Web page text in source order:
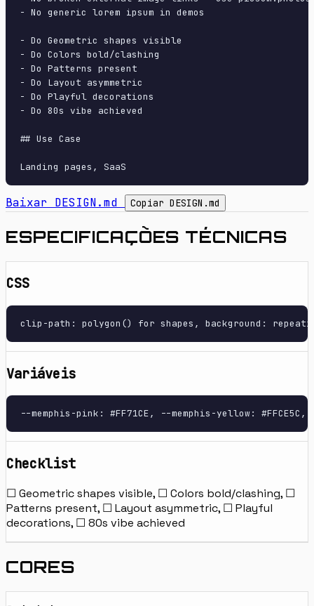
- No generic lorem ipsum in demos
- Do Geometric shapes visible
- Do Colors bold/clashing
- Do Patterns present
- Do Layout asymmetric
- Do Playful decorations
- Do 80s vibe achieved
## Use Case
Baixar DESIGN.md Copiar DESIGN.md
ESPECIFICAÇÕES TÉCNICAS
CSS
clip-path: polygon() for shapes, background:
Variáveis
--memphis-pink: #FF71CE, --memphis-yellow:
Checklist
☐ Geometric shapes visible, ☐ Colors bold/clashing, ☐
Patterns present, ☐ Layout asymmetric, ☐ Playful
decorations, ☐ 80s vibe achieved
CORES